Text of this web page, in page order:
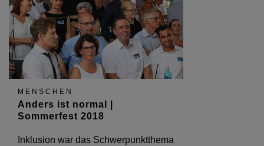
MENSCHEN
Anders ist normal |
Sommerfest 2018
Inklusion war das Schwerpunktthema